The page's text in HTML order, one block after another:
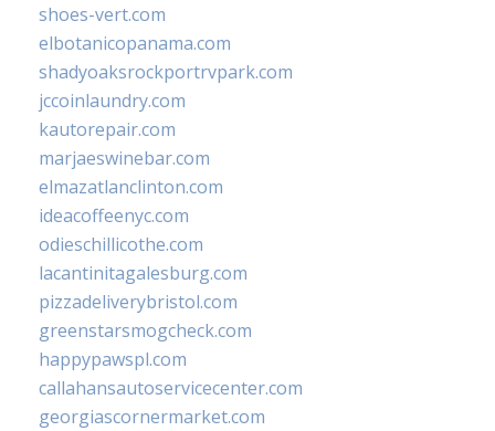
shoes-vert.com
elbotanicopanama.com
shadyoaksrockportrvpark.com
jccoinlaundry.com
kautorepair.com
marjaeswinebar.com
elmazatlanclinton.com
ideacoffeenyc.com
odieschillicothe.com
lacantinitagalesburg.com
pizzadeliverybristol.com
greenstarsmogcheck.com
happypawspl.com
callahansautoservicecenter.com
georgiascornermarket.com